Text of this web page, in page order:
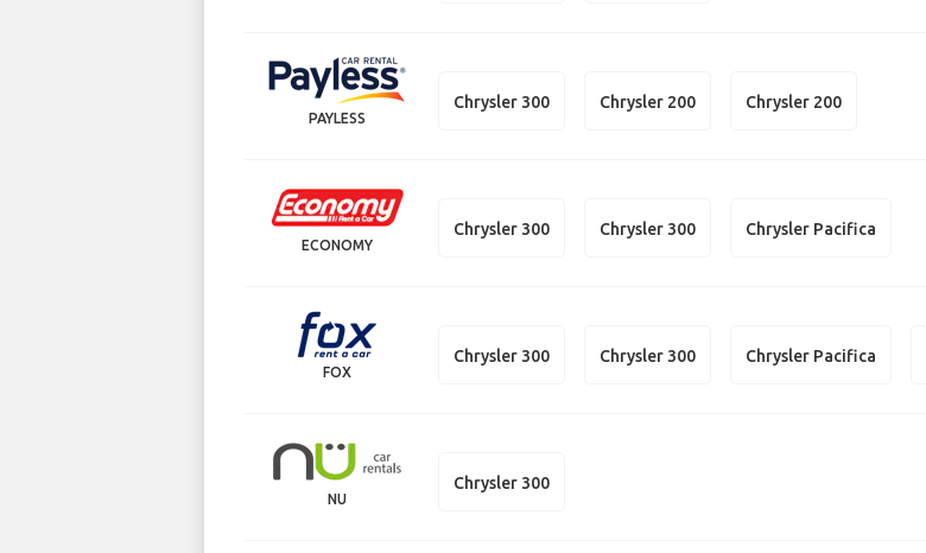
PAYLESS
Chrysler 300 Chrysler 200 Chrysler 200
ECONOMY
Chrysler 300 Chrysler 300 Chrysler Pacifica
FOX
Chrysler 300 Chrysler 300 Chrysler Pacifica
NU
Chrysler 300